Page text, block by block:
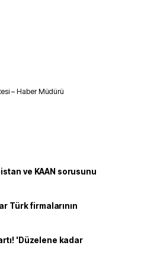
– Haber Müdürü
ve KAAN sorusunu
Türk firmalarının
'Düzelene kadar